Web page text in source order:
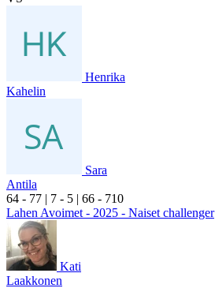
Henrika
Kahelin
Sara
Antila
64 - 77 | 7 - 5 | 66 - 710
Lahen Avoimet - 2025 - Naiset challenger
Kati
Laakkonen